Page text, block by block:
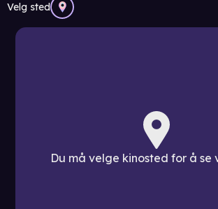
Velg sted
Du må velge kinosted for å se